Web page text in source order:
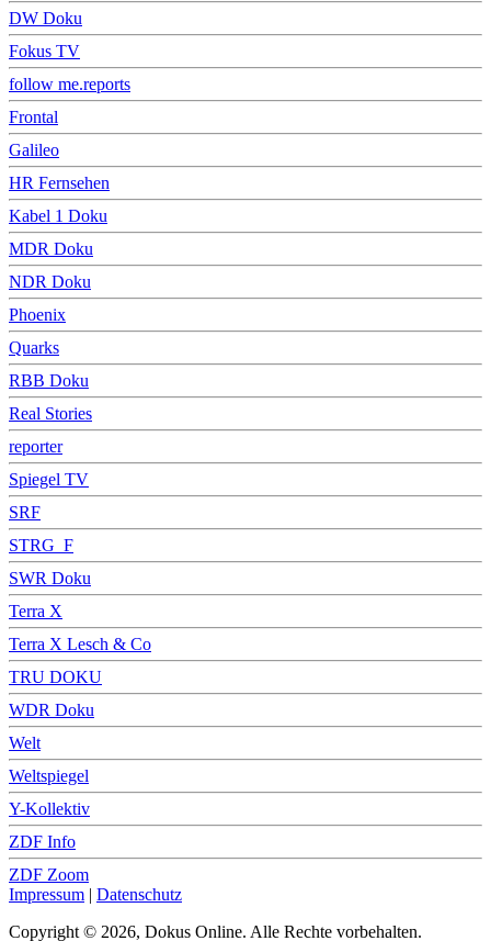
DW Doku
Fokus TV
follow me.reports
Frontal
Galileo
HR Fernsehen
Kabel 1 Doku
MDR Doku
NDR Doku
Phoenix
Quarks
RBB Doku
Real Stories
reporter
Spiegel TV
SRF
STRG_F
SWR Doku
Terra X
Terra X Lesch & Co
TRU DOKU
WDR Doku
Welt
Weltspiegel
Y-Kollektiv
ZDF Info
ZDF Zoom
Impressum | Datenschutz
Copyright © 2026, Dokus Online. Alle Rechte vorbehalten.